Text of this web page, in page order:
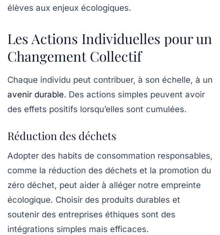
élèves aux enjeux écologiques.
Les Actions Individuelles pour un
Changement Collectif
Chaque individu peut contribuer, à son échelle, à un
avenir durable. Des actions simples peuvent avoir
des effets positifs lorsqu’elles sont cumulées.
Réduction des déchets
Adopter des habits de consommation responsables,
comme la réduction des déchets et la promotion du
zéro déchet, peut aider à alléger notre empreinte
écologique. Choisir des produits durables et
soutenir des entreprises éthiques sont des
intégrations simples mais efficaces.